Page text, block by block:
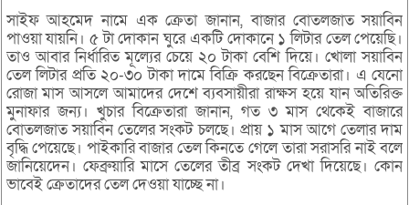
সাইফ আহমেদ নামে এক ক্রেতা জানান, বাজার বোতলজাত সয়াবিন
পাওয়া যায়নি। ৫ টা দোকান ঘুরে একটি দোকানে ১ লিটার তেল পেয়েছি।
তাও আবার নির্ধারিত মূল্যের চেয়ে ২০ টাকা বেশি দিয়ে। খোলা সয়াবিন
তেল লিটার প্রতি ২০-৩০ টাকা দামে বিক্রি করছেন বিক্রেতারা। এ যেনো
রোজা মাস আসলে আমাদের দেশে ব্যবসায়ীরা রাক্ষস হয়ে যান অতিরিক্ত
মুনাফার জন্য। খুচার বিক্রেতারা জানান, গত ৩ মাস থেকেই বাজারে
বোতলজাত সয়াবিন তেলের সংকট চলছে। প্রায় ১ মাস আগে তেলার দাম
বৃদ্ধি পেয়েছে। পাইকারি বাজার তেল কিনতে গেলে তারা সরাসরি নাই বলে
জানিয়েদেন। ফেব্রুয়ারি মাসে তেলের তীব্র সংকট দেখা দিয়েছে। কোন
ভাবেই ক্রেতাদের তেল দেওয়া যাচ্ছে না।